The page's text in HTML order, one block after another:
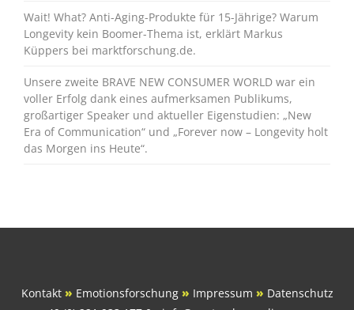
Wait! What? Anti-Aging-Produkte für 15-Jährige? Warum
Longevity kein Boomer-Thema ist, erklärt Markus
Küppers bei marktforschung.de.
Unsere zweite BRAVE NEW CONSUMER WORLD war ein
voller Erfolg dank eines aufmerksamen Publikums,
großartiger Speaker und aktueller Eigenstudien: „New
Era of Communication“ und „Forever now – Longevity holt
das Morgen ins Heute“.
Kontakt» Emotionsforschung» Impressum » Datenschutz